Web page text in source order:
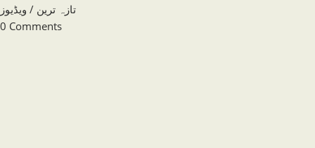
published:
Post
category:
تازہ ترین / ویڈیوز
Post
0 Comments